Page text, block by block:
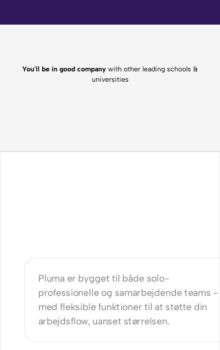
You'll be in good company with other leading schools &
universities
Pluma er bygget til både solo-
professionelle og samarbejdende teams -
med fleksible funktioner til at støtte din
arbejdsflow, uanset størrelsen.